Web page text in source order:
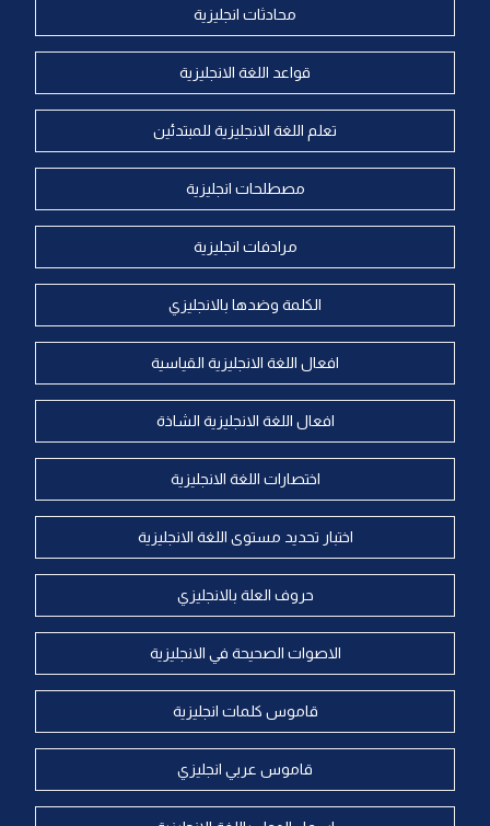
محادثات انجليزية
قواعد اللغة الانجليزية
تعلم اللغة الانجليزية للمبتدئين
مصطلحات انجليزية
مرادفات انجليزية
الكلمة وضدها بالانجليزي
افعال اللغة الانجليزية القياسية
افعال اللغة الانجليزية الشاذة
اختصارات اللغة الانجليزية
اختبار تحديد مستوى اللغة الانجليزية
حروف العلة بالانجليزي
الاصوات الصحيحة في الانجليزية
قاموس كلمات انجليزية
قاموس عربي انجليزي